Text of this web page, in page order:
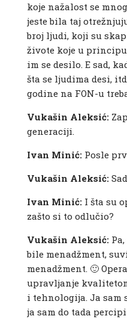
koje nažalost se
jeste bila taj
broj ljudi, koji su
živote koje u
im se desilo. E sad,
šta se ljudima desi,
godine na FON-u
Vukašin Aleksić:
generaciji.
Ivan Minić:Posle
Vukašin Aleksić:
Ivan Minić:I šta su
zašto si to odlučio?
Vukašin Aleksić:Pa,
bile menadžment,
menadžment. 🙂
upravljanje
i tehnologija. Ja sam
ja sam do tada